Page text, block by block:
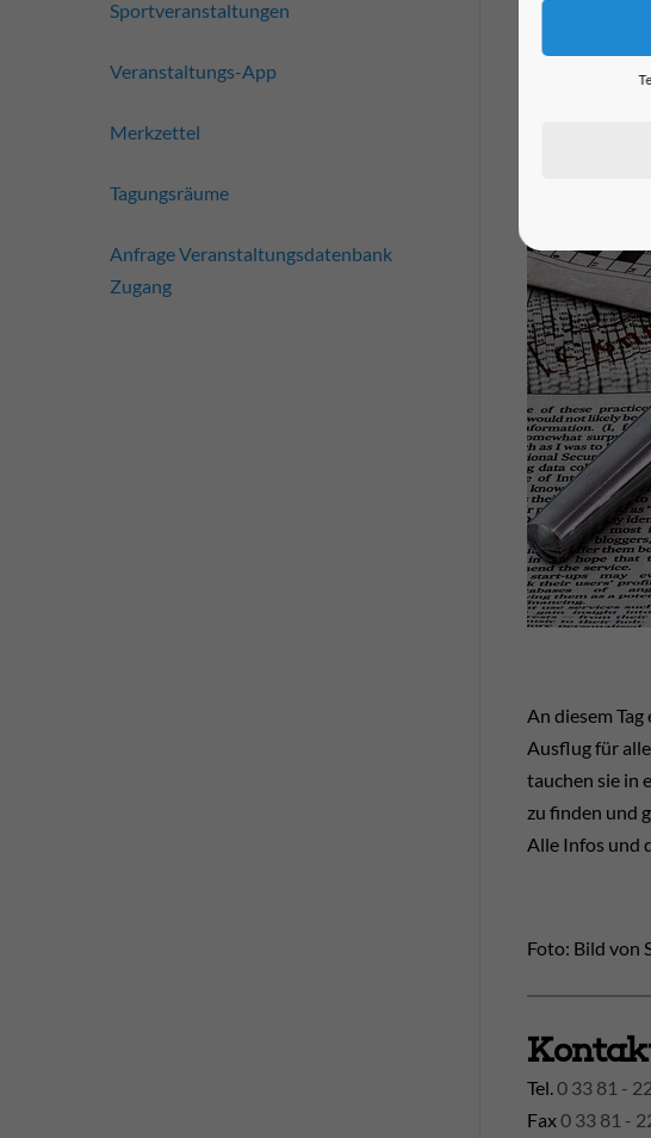
An diesem
Ausflug für
tauchen sie in
zu finden und
Alle Infos und
Foto: Bild von
Tel. 0 33 81 -
Fax0 33 81 -
Sportveranstaltungen
Veranstaltungs-App
Merkzettel
Tagungsräume
Anfrage Veranstaltungsdatenbank
Zugang